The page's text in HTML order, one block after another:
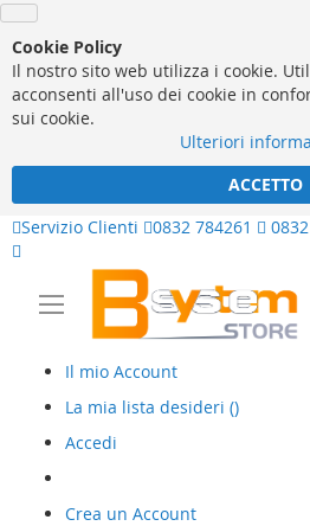
Cookie Policy
Il nostro sito web utilizza i cookie.
acconsenti all'uso dei cookie in
sui cookie.
Ulteriori
ACCETTO
Servizio Clienti
0832 784261
Il mio Account
La mia lista desideri ()
Accedi
Crea un Account